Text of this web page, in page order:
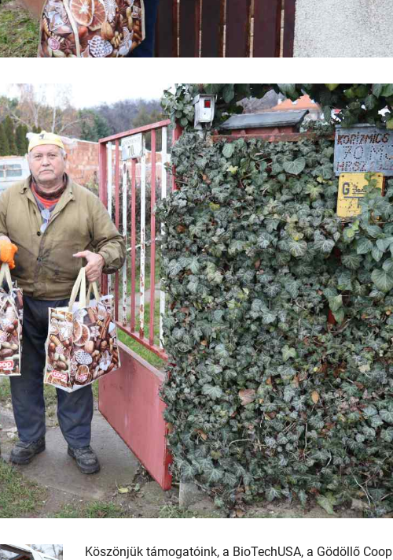
Köszönjük támogatóink, a BioTechUSA, a Gödöllő Coop